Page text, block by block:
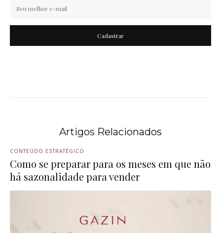
Cadastrar
Artigos Relacionados
CONTEÚDO ESTRATÉGICO
Como se preparar para os meses em que não
há sazonalidade para vender